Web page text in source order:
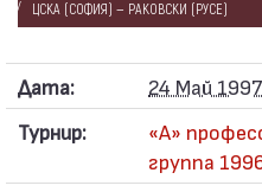
ЦСКА (СОФИЯ) — РАКОВСКИ (РУСЕ)
Дата:
24 Май 1997
Турнир:
«А»
группа